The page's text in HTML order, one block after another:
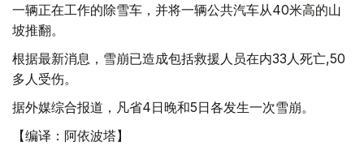
一辆正在工作的除雪车，并将一辆公共汽车从40米高的山
坡推翻。
根据最新消息，雪崩已造成包括救援人员在内33人死亡,50
多人受伤。
据外媒综合报道，凡省4日晚和5日各发生一次雪崩。
【编译：阿依波塔】